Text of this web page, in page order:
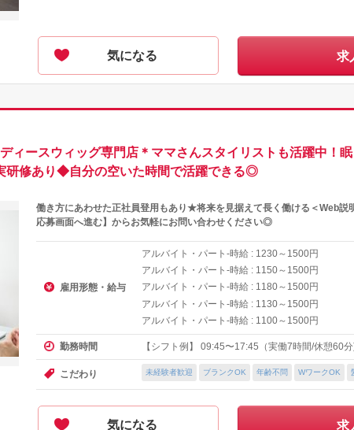
気になる 求
ィースウィッグ専門店＊ママさんスタイリストも活躍中！
研修あり◆自分の空いた時間で活躍できる◎
働き方にあわせた正社員登用もあり★将来を見据えて長く働ける＜Web説
応募画面へ進む】からお気軽にお問い合わせください◎
雇用形態・給与
アルバイト・パート-時給 : 1230～ 1500円
アルバイト・パート-時給 : 1150～ 1500円
アルバイト・パート-時給 : 1180～ 1500円
アルバイト・パート-時給 : 1130～ 1500円
アルバイト・パート-時給 : 1100～ 1500円
勤務時間 【シフト例】 09:45〜17:45（実働7時間/休憩60
こだわり 未経験者歓迎 ブランクOK 年齢不問 WワークOK
気になる 求